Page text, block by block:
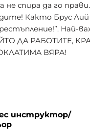
не спира да го
Както Брус Лий
ДА РАБОТИТE,
ВЯРА!
инструктор/